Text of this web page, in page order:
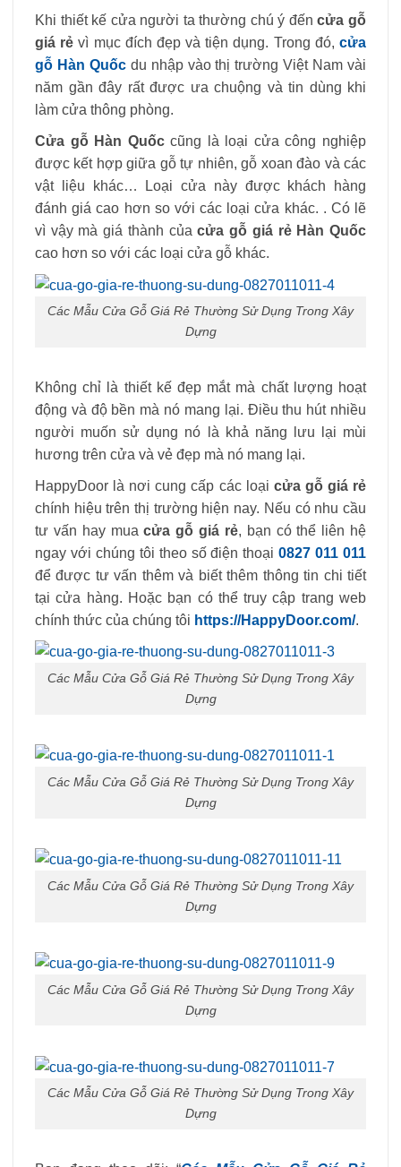
Khi thiết kế cửa người ta thường chú ý đếncửa gỗ
giá rẻ vì mục đích đẹp và tiện dụng. Trong đó,cửa
gỗ Hàn Quốcdu nhập vào thị trường Việt Nam vài
năm gần đây rất được ưa chuộng và tin dùng khi
làm cửa thông phòng.
Cửa gỗ Hàn Quốccũng là loại cửa công nghiệp
được kết hợp giữa gỗ tự nhiên, gỗ xoan đào và các
vật liệu khác… Loại cửa này được khách hàng
đánh giá cao hơn so với các loại cửa khác. . Có lẽ
vì vậy mà giá thành củacửa gỗ giá rẻ Hàn Quốc
cao hơn so với các loại cửa gỗ khác.
Các Mẫu Cửa Gỗ Giá Rẻ Thường Sử Dụng Trong Xây
Dựng
Không chỉ là thiết kế đẹp mắt mà chất lượng hoạt
động và độ bền mà nó mang lại. Điều thu hút nhiều
người muốn sử dụng nó là khả năng lưu lại mùi
hương trên cửa và vẻ đẹp mà nó mang lại.
HappyDoor là nơi cung cấp các loại cửa gỗ giá rẻ
chính hiệu trên thị trường hiện nay. Nếu có nhu cầu
tư vấn hay muacửa gỗ giá rẻ, bạn có thể liên hệ
ngay với chúng tôi theo số điện thoại0827 011 011
để được tư vấn thêm và biết thêm thông tin chi tiết
tại cửa hàng. Hoặc bạn có thể truy cập trang web
chính thức của chúng tôi https://HappyDoor.com/.
Các Mẫu Cửa Gỗ Giá Rẻ Thường Sử Dụng Trong Xây
Dựng
Các Mẫu Cửa Gỗ Giá Rẻ Thường Sử Dụng Trong Xây
Dựng
Các Mẫu Cửa Gỗ Giá Rẻ Thường Sử Dụng Trong Xây
Dựng
Các Mẫu Cửa Gỗ Giá Rẻ Thường Sử Dụng Trong Xây
Dựng
Các Mẫu Cửa Gỗ Giá Rẻ Thường Sử Dụng Trong Xây
Dựng